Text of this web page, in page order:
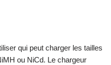
qui peut charger les tailles
ou NiCd. Le chargeur